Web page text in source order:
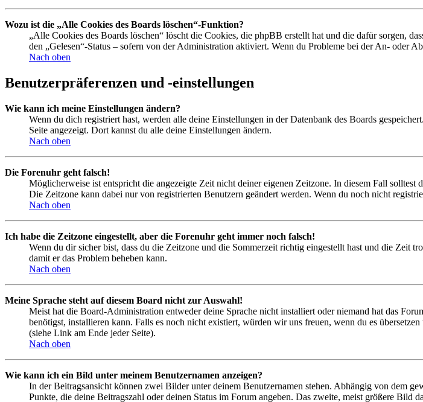
Wozu ist die „Alle Cookies des Boards löschen“-Funktion?
„Alle Cookies des Boards löschen“ löscht die Cookies, die phpBB erstellt hat und die dafür sorgen,
den „Gelesen“-Status – sofern von der Administration aktiviert. Wenn du Probleme bei der An- oder
Nach oben
Benutzerpräferenzen und -einstellungen
Wie kann ich meine Einstellungen ändern?
Wenn du dich registriert hast, werden alle deine Einstellungen in der Datenbank des Boards
Seite angezeigt. Dort kannst du alle deine Einstellungen ändern.
Nach oben
Die Forenuhr geht falsch!
Möglicherweise ist entspricht die angezeigte Zeit nicht deiner eigenen Zeitzone. In diesem Fall
Die Zeitzone kann dabei nur von registrierten Benutzern geändert werden. Wenn du noch nicht
Nach oben
Ich habe die Zeitzone eingestellt, aber die Forenuhr geht immer noch falsch!
Wenn du dir sicher bist, dass du die Zeitzone und die Sommerzeit richtig eingestellt hast und die Zeit
damit er das Problem beheben kann.
Nach oben
Meine Sprache steht auf diesem Board nicht zur Auswahl!
Meist hat die Board-Administration entweder deine Sprache nicht installiert oder niemand hat das
benötigst, installieren kann. Falls es noch nicht existiert, würden wir uns freuen, wenn du es
(siehe Link am Ende jeder Seite).
Nach oben
Wie kann ich ein Bild unter meinem Benutzernamen anzeigen?
In der Beitragsansicht können zwei Bilder unter deinem Benutzernamen stehen. Abhängig von dem
Punkte, die deine Beitragszahl oder deinen Status im Forum angeben. Das zweite, meist größere Bild